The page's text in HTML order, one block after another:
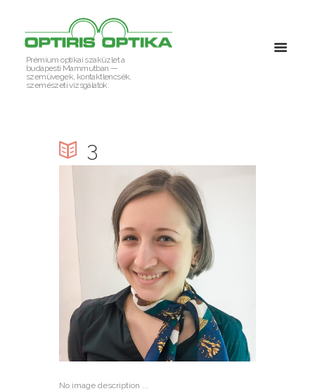
Prémium optikai szaküzlet a
budapesti Mammutban —
szemüvegek, kontaktlencsék,
szemészeti vizsgálatok.
3
No image description ...